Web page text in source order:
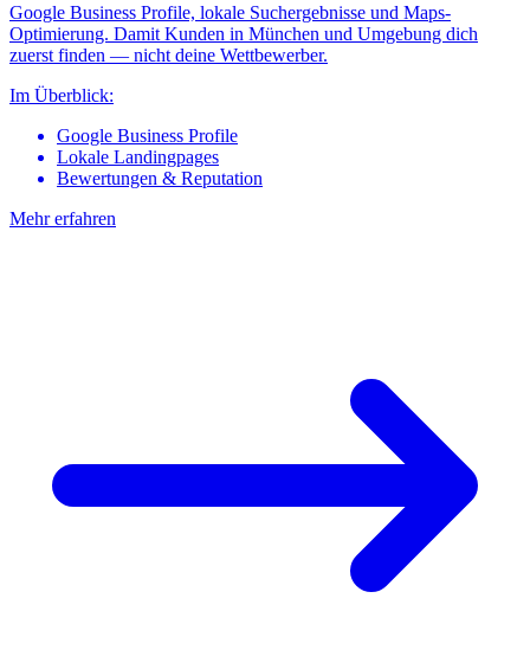
Google Business Profile, lokale Suchergebnisse und Maps-
Optimierung. Damit Kunden in München und Umgebung dich
zuerst finden — nicht deine Wettbewerber.
Im Überblick:
Google Business Profile
Lokale Landingpages
Bewertungen & Reputation
Mehr erfahren